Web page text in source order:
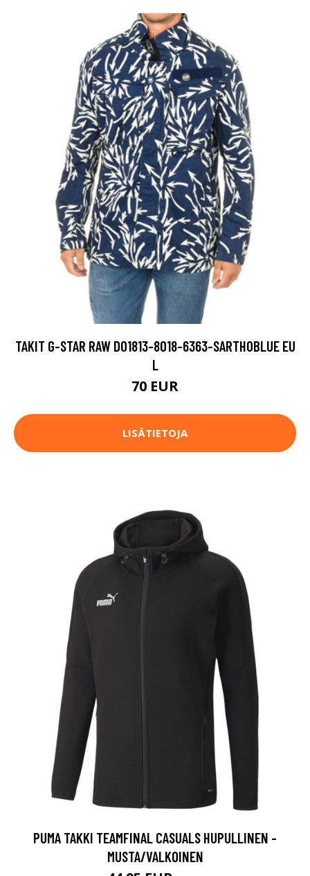
TAKIT G-STAR RAW D01813-8018-6363-SARTHOBLUE EU
L
70 EUR
LISÄTIETOJA
PUMA TAKKI TEAMFINAL CASUALS HUPULLINEN -
MUSTA/VALKOINEN